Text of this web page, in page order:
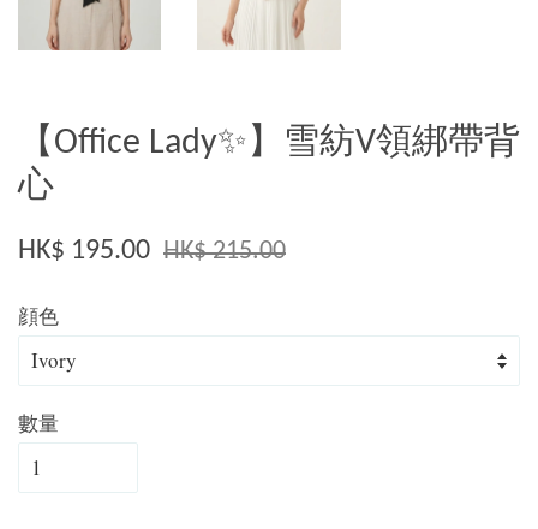
【Office Lady✨】雪紡V領綁帶背
心
HK$ 195.00 HK$ 215.00
顔色
數量